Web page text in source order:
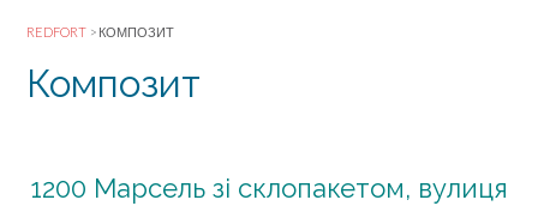
REDFORT > КОМПОЗИТ
Композит
1200 Марсель зі склопакетом, вулиця